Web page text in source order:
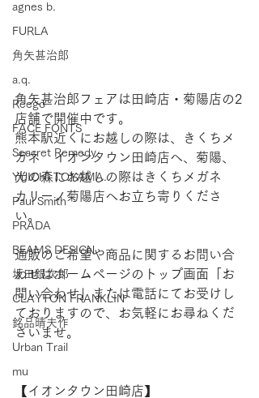
agnes b.
FURLA
角矢甚治郎
a.q.
Reego
FACE FONTS
Seacret Remedy
YUICHI TOYAMA.
Paul Smith
PRADA
BEAMS DESIGN
坂田銀次郎
CLAYTON FRANKLIN
銘品晴夫作
Urban Trail
mu
角矢甚治郎フェアは田崎店・菊陽店の2
店舗で開催中です。
熊本駅近くにお越しの際は、きくちメ
ガネ　イオンタウン田崎店へ、菊陽、
光の森にお越しの際はきくちメガネ
カリーノ菊陽店へお立ち寄りくださ
い。
通販のご希望や商品に関するお問い合
わせはホームページのトップ画面「お
問い合わせ」または電話にてお受けし
ておりますので、お気軽にお尋ねくだ
さいませ。
【​イオンタウン田崎店】